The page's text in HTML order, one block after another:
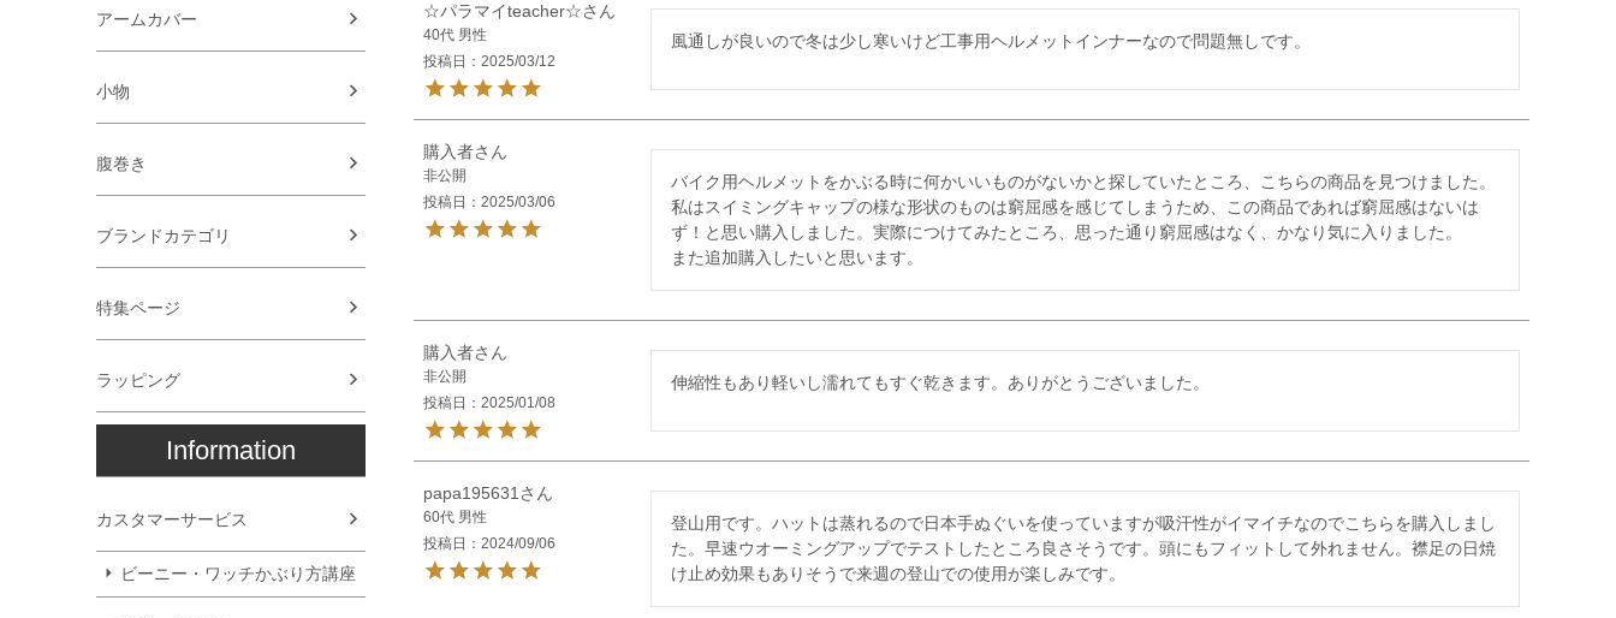
アームカバー
小物
腹巻き
ブランドカテゴリ
特集ページ
ラッピング
Information
カスタマーサービス
ビーニー・ワッチかぶり方講座
☆パラマイteacher☆
40代 男性
投稿日
2025/03/12
風通しが良いので冬は少し寒いけど工事用ヘルメットインナーなので問題無しです。
購入者
非公開
投稿日
2025/03/06
バイク用ヘルメットをかぶる時に何かいいものがないかと探していたところ、こちらの商品を見つけました。
私はスイミングキャップの様な形状のものは窮屈感を感じてしまうため、この商品であれば窮屈感はないは
ず！と思い購入しました。実際につけてみたところ、思った通り窮屈感はなく、かなり気に入りました。
また追加購入したいと思います。
購入者
非公開
投稿日
2025/01/08
伸縮性もあり軽いし濡れてもすぐ乾きます。ありがとうございました。
papa195631
60代 男性
投稿日
2024/09/06
登山用です。ハットは蒸れるので日本手ぬぐいを使っていますが吸汗性がイマイチなのでこちらを購入しまし
た。早速ウオーミングアップでテストしたところ良さそうです。頭にもフィットして外れません。襟足の日焼
け止め効果もありそうで来週の登山での使用が楽しみです。